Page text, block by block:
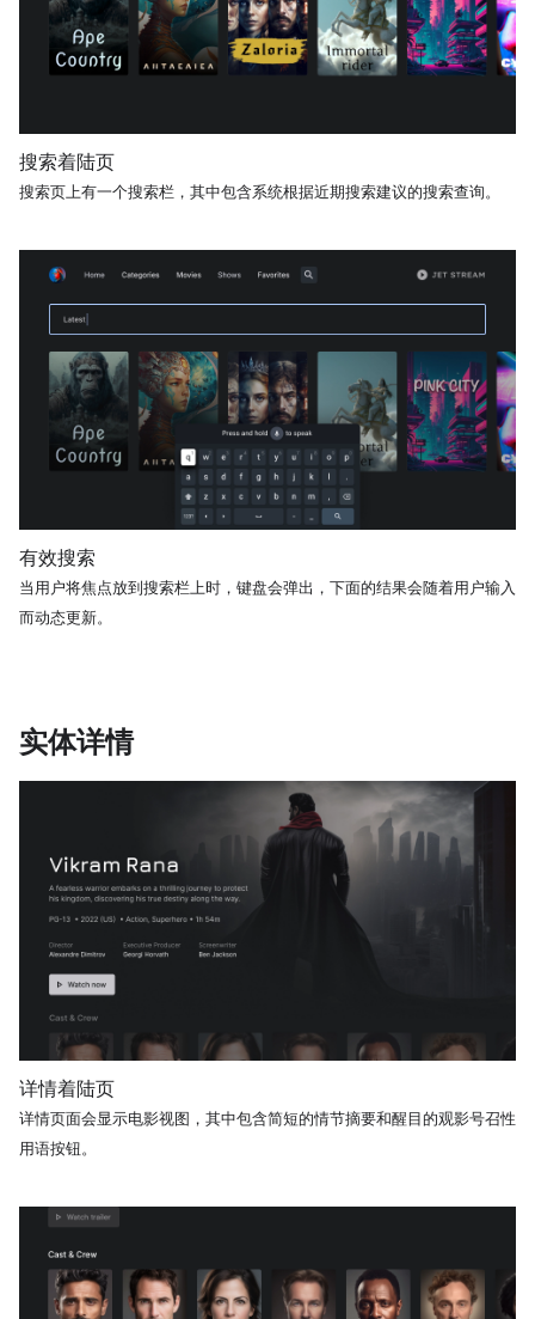
搜索着陆页
搜索页上有一个搜索栏，其中包含系统根据近期搜索建议的搜索查询。
有效搜索
当用户将焦点放到搜索栏上时，键盘会弹出，下面的结果会随着用户输入
而动态更新。
实体详情
详情着陆页
详情页面会显示电影视图，其中包含简短的情节摘要和醒目的观影号召性
用语按钮。